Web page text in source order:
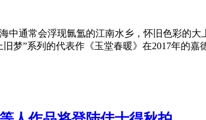
中通常会浮现氤氲的江南水乡，怀旧色彩的
梦”系列的代表作《玉堂春暖》在2017年的